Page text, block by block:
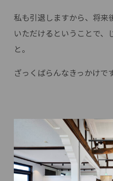
私も引退しますから、将来
いただけるということで、
と。
ざっくばらんなきっかけで